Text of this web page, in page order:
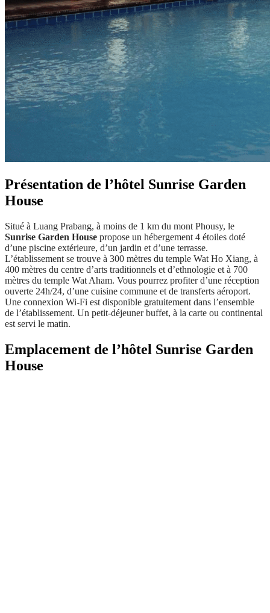
Présentation de l’hôtel Sunrise Garden
House
Situé à Luang Prabang, à moins de 1 km du mont Phousy, le
Sunrise Garden House propose un hébergement 4 étoiles doté
d’une piscine extérieure, d’un jardin et d’une terrasse.
L’établissement se trouve à 300 mètres du temple Wat Ho Xiang, à
400 mètres du centre d’arts traditionnels et d’ethnologie et à 700
mètres du temple Wat Aham. Vous pourrez profiter d’une réception
ouverte 24h/24, d’une cuisine commune et de transferts aéroport.
Une connexion Wi-Fi est disponible gratuitement dans l’ensemble
de l’établissement. Un petit-déjeuner buffet, à la carte ou continental
est servi le matin.
Emplacement de l’hôtel Sunrise Garden
House